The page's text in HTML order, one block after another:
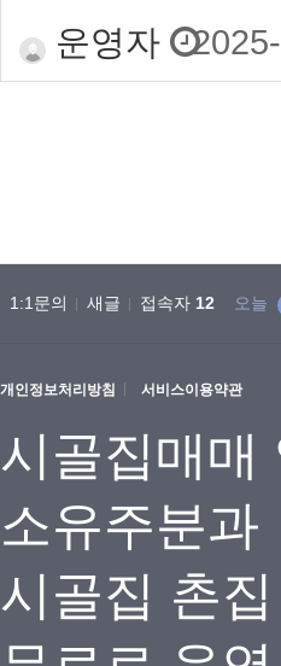
운영자
1:1문의 새글 접속자 12 오늘
개인정보처리방침 서비스이용약관
시골집매매
소유주분과
시골집 촌